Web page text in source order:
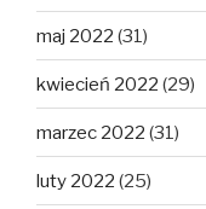
maj 2022 (31)
kwiecień 2022 (29)
marzec 2022 (31)
luty 2022 (25)